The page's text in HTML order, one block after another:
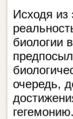
Исходя из
биологии
очередь,